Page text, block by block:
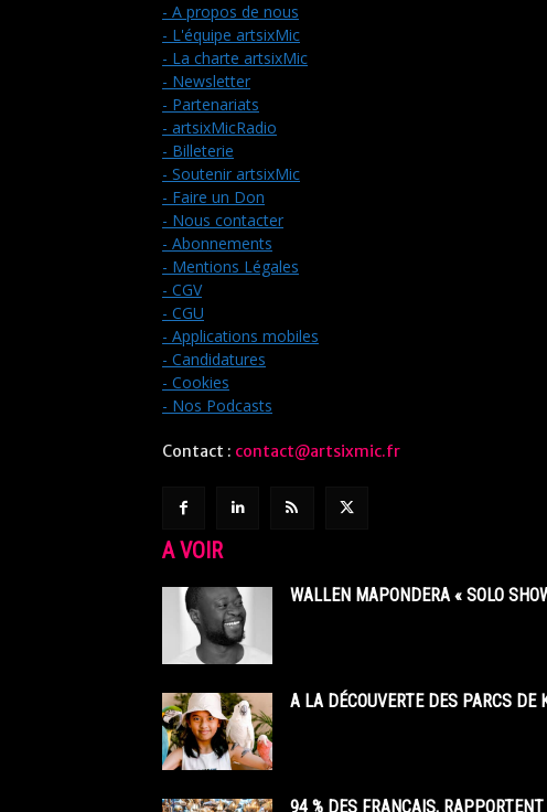
- A propos de nous
- L'équipe artsixMic
- La charte artsixMic
- Newsletter
- Partenariats
- artsixMicRadio
- Billeterie
- Soutenir artsixMic
- Faire un Don
- Nous contacter
- Abonnements
- Mentions Légales
- CGV
- CGU
- Applications mobiles
- Candidatures
- Cookies
- Nos Podcasts
Contact : contact@artsixmic.fr
A VOIR
WALLEN MAPONDERA « SOLO
A LA DÉCOUVERTE DES PARCS DE
94 % DES FRANÇAIS,